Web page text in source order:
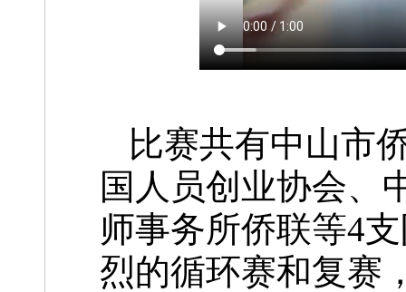
比赛共有中山市
国人员创业协会、
师事务所侨联等4
烈的循环赛和复赛